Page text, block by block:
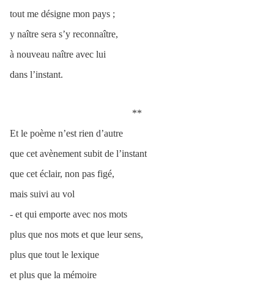
tout me désigne mon pays ;
y naître sera s’y reconnaître,
à nouveau naître avec lui
dans l’instant.
**
Et le poème n’est rien d’autre
que cet avènement subit de l’instant
que cet éclair, non pas figé,
mais suivi au vol
- et qui emporte avec nos mots
plus que nos mots et que leur sens,
plus que tout le lexique
et plus que la mémoire